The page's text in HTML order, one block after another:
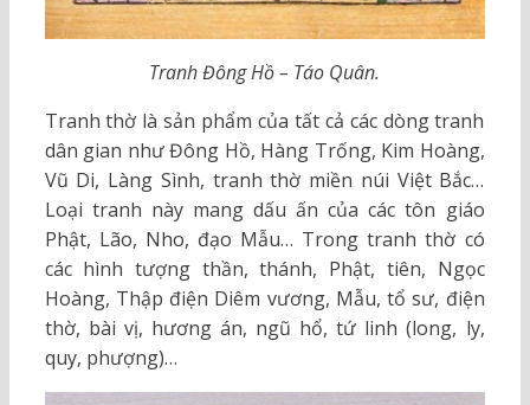
Tranh Đông Hồ – Táo Quân.
Tranh thờ là sản phẩm của tất cả các dòng tranh
dân gian như Đông Hồ, Hàng Trống, Kim Hoàng,
Vũ Di, Làng Sình, tranh thờ miền núi Việt Bắc…
Loại tranh này mang dấu ấn của các tôn giáo
Phật, Lão, Nho, đạo Mẫu… Trong tranh thờ có
các hình tượng thần, thánh, Phật, tiên, Ngọc
Hoàng, Thập điện Diêm vương, Mẫu, tổ sư, điện
thờ, bài vị, hương án, ngũ hổ, tứ linh (long, ly,
quy, phượng)…